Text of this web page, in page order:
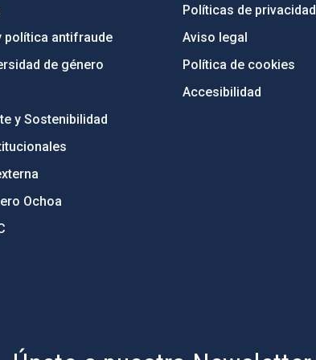
política antifraude
de género
y Sostenibilidad
Ochoa
Políticas de privacidad
Aviso legal
Política de cookies
Accesibilidad